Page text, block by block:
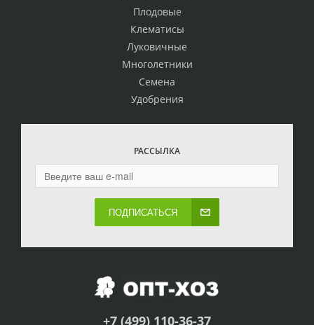
Плодовые
Клематисы
Луковичные
Многолетники
Семена
Удобрения
РАССЫЛКА
ПОДПИСАТЬСЯ
+7 (499) 110-36-37